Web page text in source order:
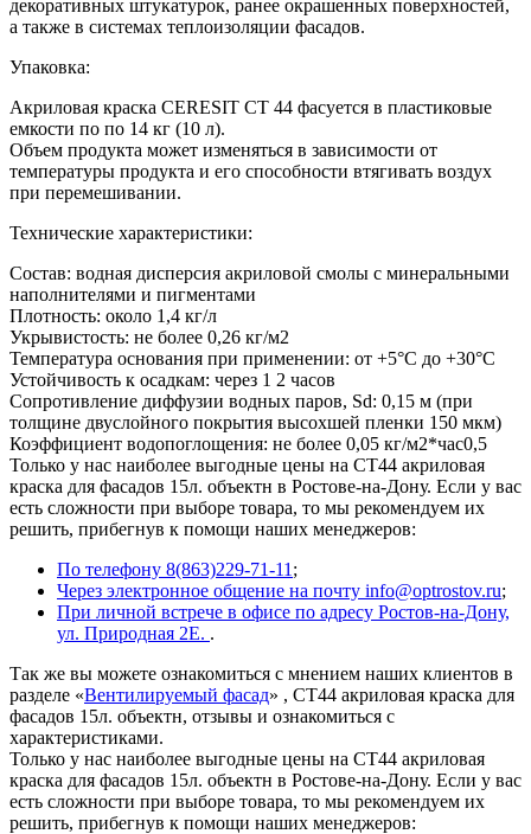
декоративных штукатурок, ранее окрашенных поверхностей,
а также в системах теплоизоляции фасадов.
Упаковка:
Акриловая краска CERESIT СТ 44 фасуется в пластиковые
емкости по по 14 кг (10 л).
Объем продукта может изменяться в зависимости от
температуры продукта и его способности втягивать воздух
при перемешивании.
Технические характеристики:
Состав: водная дисперсия акриловой смолы с минеральными
наполнителями и пигментами
Плотность: около 1,4 кг/л
Укрывистость: не более 0,26 кг/м2
Температура основания при применении: от +5°С до +30°С
Устойчивость к осадкам: через 1 2 часов
Сопротивление диффузии водных паров, Sd: 0,15 м (при
толщине двуслойного покрытия высохшей пленки 150 мкм)
Коэффициент водопоглощения: не более 0,05 кг/м2*час0,5
Только у нас наиболее выгодные цены на СТ44 акриловая
краска для фасадов 15л. объектн в Ростове-на-Дону. Если у вас
есть сложности при выборе товара, то мы рекомендуем их
решить, прибегнув к помощи наших менеджеров:
По телефону 8(863)229-71-11 ;
Через электронное общение на почту info@optrostov.ru;
При личной встрече в офисе по адресу Ростов-на-Дону,
ул. Природная 2Е. .
Так же вы можете ознакомиться с мнением наших клиентов в
разделе «Вентилируемый фасад» , СТ44 акриловая краска для
фасадов 15л. объектн, отзывы и ознакомиться с
характеристиками.
Только у нас наиболее выгодные цены на СТ44 акриловая
краска для фасадов 15л. объектн в Ростове-на-Дону. Если у вас
есть сложности при выборе товара, то мы рекомендуем их
решить, прибегнув к помощи наших менеджеров: